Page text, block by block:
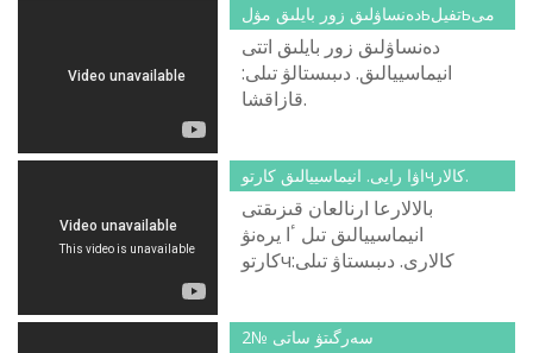
دەنساۋلىق زور بايلىق مۋلьتفيلьمى
دەنساۋلىق زور بايلىق اتتى
انيماسييالىق. دىبىستالۋ تىلى:
قازاقشا.
اۋا رايى. انيماسييالىق كارتوчكالار.
بالالارعا ارنالعان قىزىقتى
انيماسييالىق تىل ٴا يرەنۋ
كارتوчكالارى. دىبىستاۋ تىلى:
سەرگىتۋ ساتى №2